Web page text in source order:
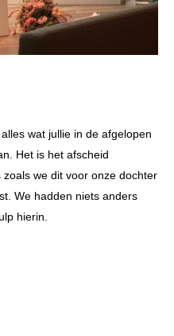
wat jullie in de afgelopen
Het is het afscheid
we dit voor onze dochter
We hadden niets anders
hierin.